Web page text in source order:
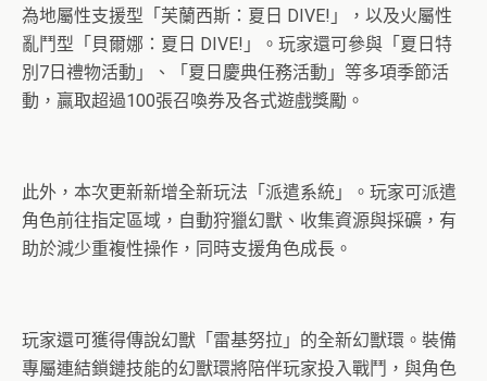
為地屬性支援型「芙蘭西斯：夏日 DIVE!」，以及火屬性
亂鬥型「貝爾娜：夏日 DIVE!」。玩家還可參與「夏日特
別7日禮物活動」、「夏日慶典任務活動」等多項季節活
動，贏取超過100張召喚券及各式遊戲獎勵。
此外，本次更新新增全新玩法「派遣系統」。玩家可派遣
角色前往指定區域，自動狩獵幻獸、收集資源與採礦，有
助於減少重複性操作，同時支援角色成長。
玩家還可獲得傳說幻獸「雷基努拉」的全新幻獸環。裝備
專屬連結鎖鏈技能的幻獸環將陪伴玩家投入戰鬥，與角色